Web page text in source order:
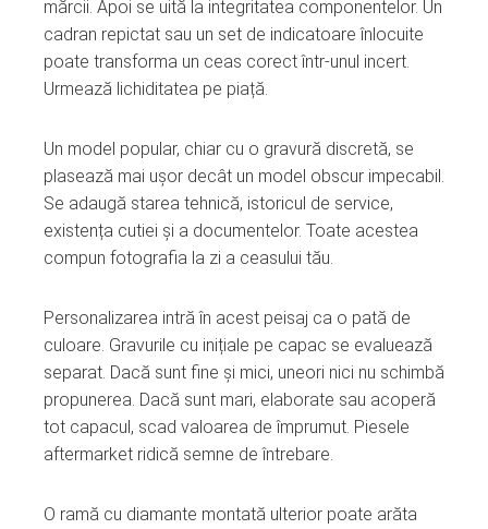
mărcii. Apoi se uită la integritatea componentelor. Un
cadran repictat sau un set de indicatoare înlocuite
poate transforma un ceas corect într-unul incert.
Urmează lichiditatea pe piață.
Un model popular, chiar cu o gravură discretă, se
plasează mai ușor decât un model obscur impecabil.
Se adaugă starea tehnică, istoricul de service,
existența cutiei și a documentelor. Toate acestea
compun fotografia la zi a ceasului tău.
Personalizarea intră în acest peisaj ca o pată de
culoare. Gravurile cu inițiale pe capac se evaluează
separat. Dacă sunt fine și mici, uneori nici nu schimbă
propunerea. Dacă sunt mari, elaborate sau acoperă
tot capacul, scad valoarea de împrumut. Piesele
aftermarket ridică semne de întrebare.
O ramă cu diamante montată ulterior poate arăta